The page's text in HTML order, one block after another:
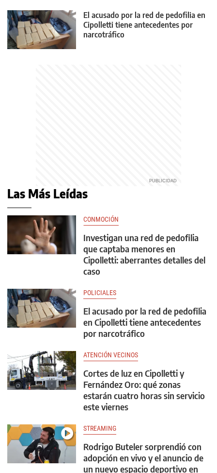
El acusado por la red de pedofilia en
Cipolletti tiene antecedentes por
narcotráfico
Las Más Leídas
CONMOCIÓN
Investigan una red de pedofilia
que captaba menores en
Cipolletti: aberrantes detalles del
caso
POLICIALES
El acusado por la red de pedofilia
en Cipolletti tiene antecedentes
por narcotráfico
ATENCIÓN VECINOS
Cortes de luz en Cipolletti y
Fernández Oro: qué zonas
estarán cuatro horas sin servicio
este viernes
STREAMING
Rodrigo Buteler sorprendió con
adopción en vivo y el anuncio de
un nuevo espacio deportivo en